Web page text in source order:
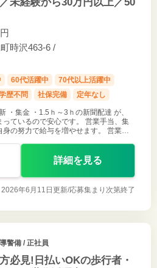
時沢463-6 /
60代活躍中
70代以上活躍中
歴不問 社保完備 定年なし
・集金 ・1.5ｈ～3ｈの新聞配達 が、
ているので安心です。 営業手当、集
の努力で給与を増やせます。 営業の
詳細を見る
2026年6月11日更新/応募集まり次第終了
警備 / 正社員
必見!日払いOKの歩行者・